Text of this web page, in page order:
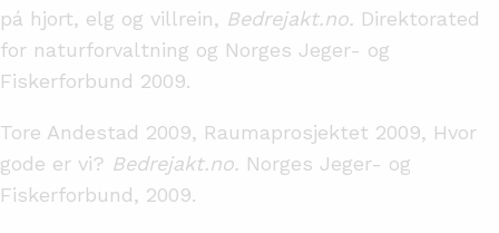
pá hjort, elg og villrein, Bedrejakt.no. Direktorated
for naturforvaltning og Norges Jeger- og
Fiskerforbund 2009.
Tore Andestad 2009, Raumaprosjektet 2009, Hvor
gode er vi? Bedrejakt.no. Norges Jeger- og
Fiskerforbund, 2009.